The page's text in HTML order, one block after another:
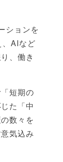
ションを
AIなど
、働き
短期の
た「中
数々を
気込み